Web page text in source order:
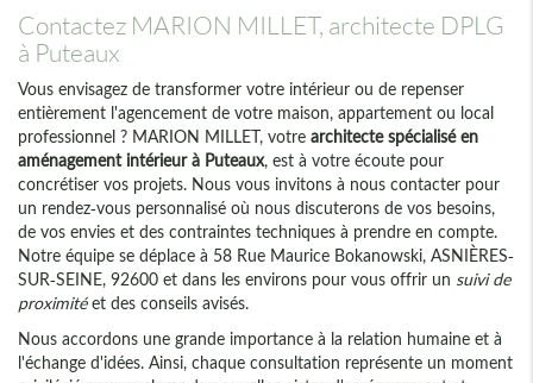
Contactez MARION MILLET, architecte DPLG
à Puteaux
Vous envisagez de transformer votre intérieur ou de repenser
entièrement l'agencement de votre maison, appartement ou local
professionnel ? MARION MILLET, votre architecte spécialisé en
aménagement intérieur à Puteaux, est à votre écoute pour
concrétiser vos projets. Nous vous invitons à nous contacter pour
un rendez-vous personnalisé où nous discuterons de vos besoins,
de vos envies et des contraintes techniques à prendre en compte.
Notre équipe se déplace à 58 Rue Maurice Bokanowski, ASNIÈRES-
SUR-SEINE, 92600 et dans les environs pour vous offrir un suivi de
proximitéet des conseils avisés.
Nous accordons une grande importance à la relation humaine et à
l'échange d'idées. Ainsi, chaque consultation représente un moment